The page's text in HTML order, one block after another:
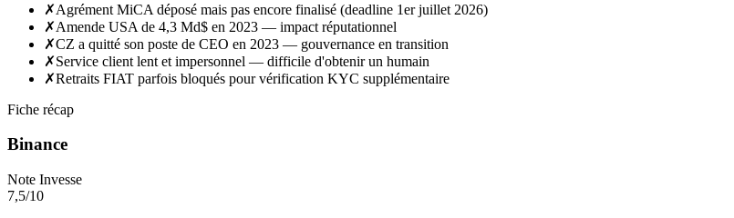
✗Agrément MiCA déposé mais pas encore finalisé (deadline 1er juillet 2026)
✗Amende USA de 4,3 Md$ en 2023 — impact réputationnel
✗CZ a quitté son poste de CEO en 2023 — gouvernance en transition
✗Service client lent et impersonnel — difficile d'obtenir un humain
✗Retraits FIAT parfois bloqués pour vérification KYC supplémentaire
Fiche récap
Binance
Note Invesse
7,5/10